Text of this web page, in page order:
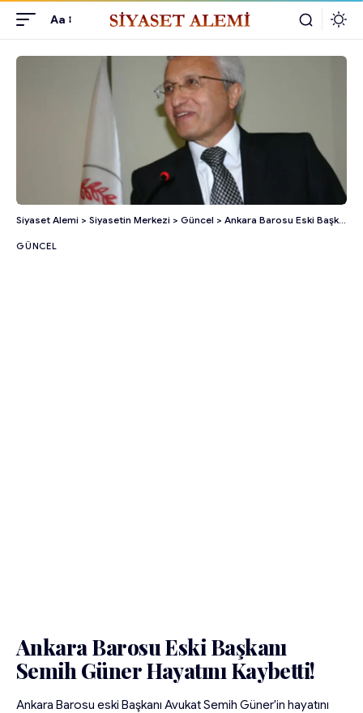
Aa
Siyaset Alemi > Siyasetin Merkezi > Güncel > Ankara Barosu Eski Başkanı Semih Güner Hayatını Kaybetti!
GÜNCEL
Ankara Barosu Eski Başkanı
Semih Güner Hayatını Kaybetti!
Ankara Barosu eski Başkanı Avukat Semih Güner'in hayatını